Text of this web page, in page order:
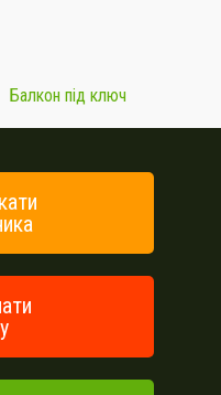
Балкон під ключ